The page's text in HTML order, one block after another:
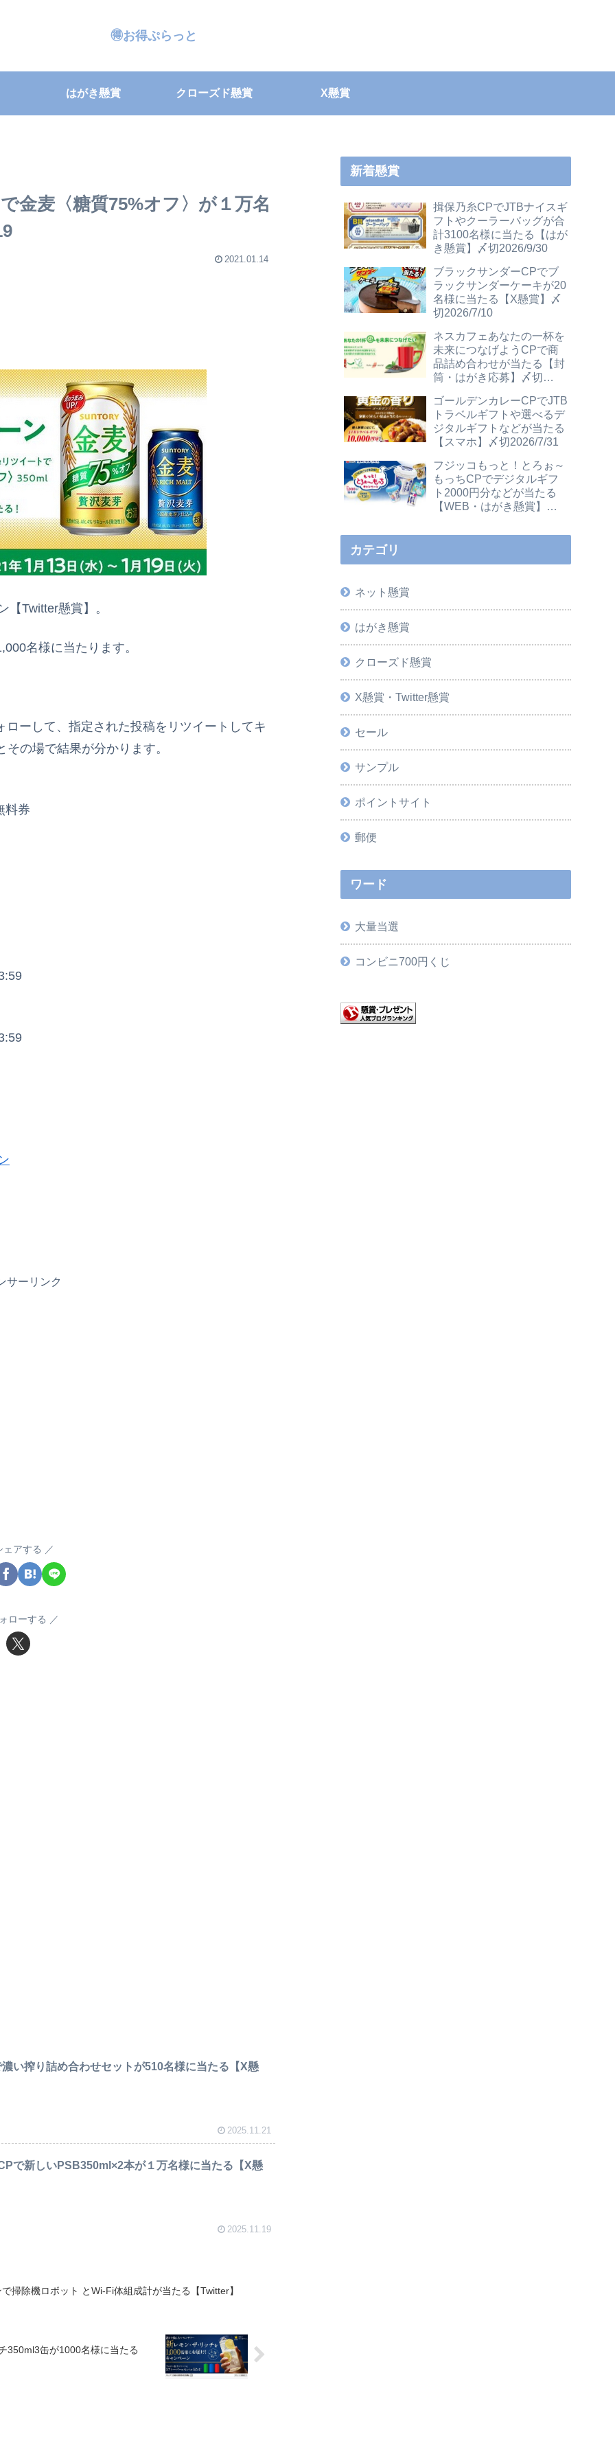
🉐お得ぷらっと
はがき懸賞 クローズド懸賞 X懸賞
金麦〈糖質75%オフ〉が１万名
2021.01.14
Twitter懸賞】。
名様に当たります。
ローして、指定された投稿をリツイートしてキ
の場で結果が分かります。
料券
サーリンク
ェアする
ローする
い搾り詰め合わせセットが510名様に当たる【X懸
2025.11.21
で新しいPSB350ml×2本が１万名様に当たる【X懸
2025.11.19
掃除機ロボット とWi-Fi体組成計が当たる【Twitter】
350ml3缶が1000名様に当たる
新着懸賞
揖保乃糸CPでJTBナイスギ
フトやクーラーバッグが合
計3100名様に当たる【はが
き懸賞】〆切2026/9/30
ブラックサンダーCPでブ
ラックサンダーケーキが20
名様に当たる【X懸賞】〆
切2026/7/10
ネスカフェあなたの一杯を
未来につなげようCPで商
品詰め合わせが当たる【封
筒・はがき応募】〆切
ゴールデンカレーCPでJTB
トラベルギフトや選べるデ
ジタルギフトなどが当たる
【スマホ】〆切2026/7/31
フジッコもっと！とろぉ～
もっちCPでデジタルギフ
ト2000円分などが当たる
【WEB・はがき懸賞】〆
カテゴリ
ネット懸賞
はがき懸賞
クローズド懸賞
X懸賞・Twitter懸賞
セール
サンプル
ポイントサイト
郵便
ワード
大量当選
コンビニ700円くじ